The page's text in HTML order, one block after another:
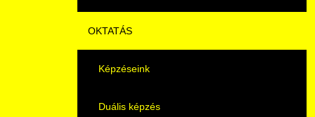
Felvetteknek
Képzéseink
Duális képzés
Képzéseink
Duális képzés
Könyvtár
OKTATÁS
Képzéseink
Duális képzés